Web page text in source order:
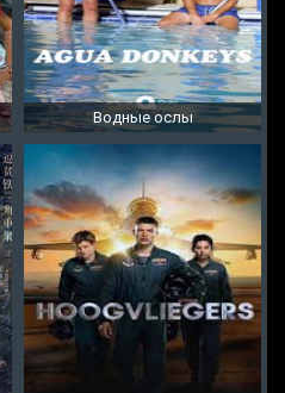
Водные ослы